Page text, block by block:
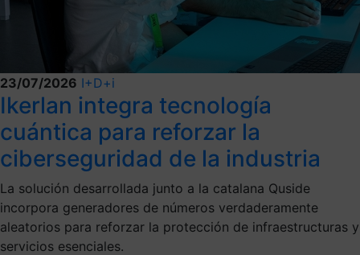
23/07/2026 I+D+i
Ikerlan integra tecnología
cuántica para reforzar la
ciberseguridad de la industria
La solución desarrollada junto a la catalana Quside
incorpora generadores de números verdaderamente
aleatorios para reforzar la protección de infraestructuras y
servicios esenciales.